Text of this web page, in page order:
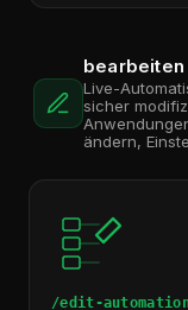
bearbeiten
Live-
sicher
ändern,
/edit-